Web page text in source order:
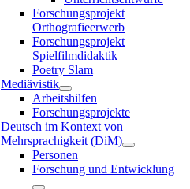
Forschungsprojekt
Orthografieerwerb
Forschungsprojekt
Spielfilmdidaktik
Poetry Slam
Mediävistik
Arbeitshilfen
Forschungsprojekte
Deutsch im Kontext von
Mehrsprachigkeit (DiM)
Personen
Forschung und Entwicklung